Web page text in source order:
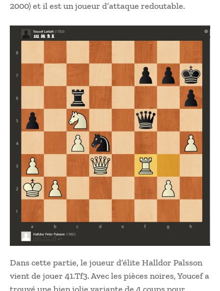
2000) et il est un joueur d’attaque redoutable.
Dans cette partie, le joueur d’élite Halldor Palsson
vient de jouer 41.Tf3. Avec les pièces noires, Youcef a